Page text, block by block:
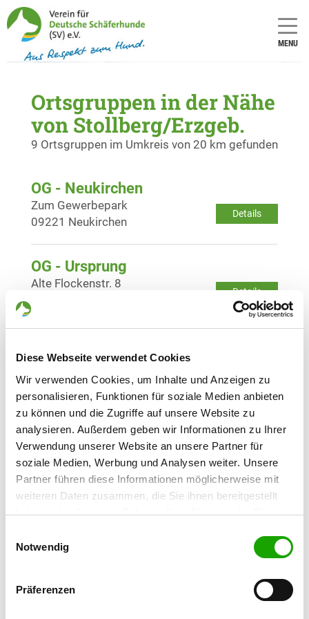
Diese Webseite verwendet Cookies
Wir verwenden Cookies, um Inhalte und Anzeigen zu
personalisieren, Funktionen für soziale Medien anbieten
zu können und die Zugriffe auf unsere Website zu
analysieren. Außerdem geben wir Informationen zu Ihrer
Verwendung unserer Website an unsere Partner für
soziale Medien, Werbung und Analysen weiter. Unsere
Partner führen diese Informationen möglicherweise mit
weiteren Daten zusammen, die Sie ihnen bereitgestellt
haben oder die sie im Rahmen Ihrer Nutzung der Dienste
Cookies, wenn Sie unsere Webseite weiterhin nutzen.
Notwendig
Präferenzen
MENU
Ortsgruppen in der Nähe
von Stollberg/Erzgeb.
9 Ortsgruppen im Umkreis von 20 km gefunden
OG - Neukirchen
Details
Zum Gewerbepark
09221 Neukirchen
OG - Ursprung
Details
Alte Flockenstr. 8
Teutoniaweg
09355 Gersdorf
OG - Hundesportverein Hohndorf
e.V.
Details
R.-Breitscheid-Strasse
09394 Hohndorf
OG - Oelsnitz/E.
Details
09376 Oelsnitz
OG - Zwickau-Mitte